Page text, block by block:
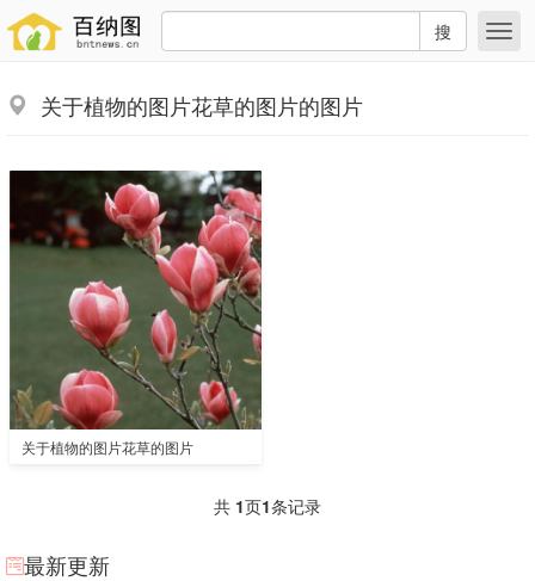
搜
关于植物的图片花草的图片的图片
关于植物的图片花草的图片
共 1页1条记录
最新更新